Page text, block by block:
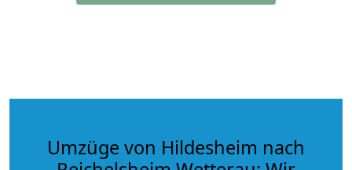
Umzüge von Hildesheim nach